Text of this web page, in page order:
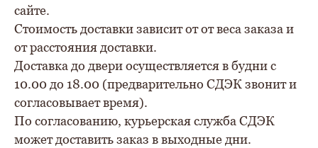
сайте.
Стоимость доставки зависит от от веса заказа и
от расстояния доставки.
Доставка до двери осуществляется в будни с
10.00 до 18.00 (предварительно СДЭК звонит и
согласовывает время).
По согласованию, курьерская служба СДЭК
может доставить заказ в выходные дни.